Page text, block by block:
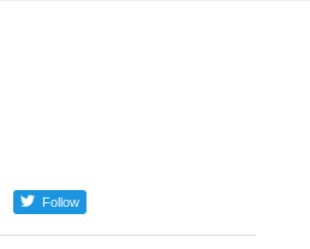
Follow